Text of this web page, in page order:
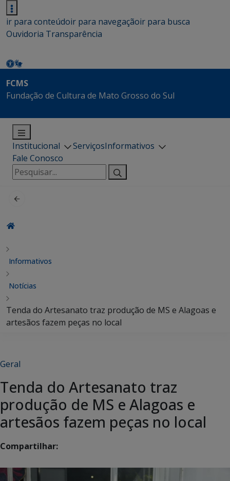
ir para conteúdoir para navegaçãoir para busca
Ouvidoria Transparência
FCMS
Fundação de Cultura de Mato Grosso do Sul
Institucional ServiçosInformativos
Fale Conosco
Pesquisar
por:
Informativos
Notícias
Tenda do Artesanato traz produção de MS e Alagoas e
artesãos fazem peças no local
Geral
Tenda do Artesanato traz
produção de MS e Alagoas e
artesãos fazem peças no local
Compartilhar: